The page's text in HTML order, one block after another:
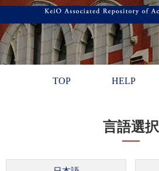
TOP HELP
言語選択